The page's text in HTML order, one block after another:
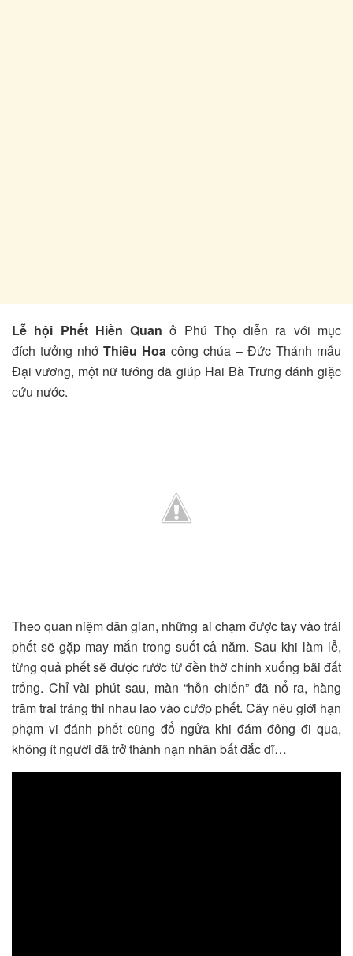
Lễ hội Phết Hiền Quan ở Phú Thọ diễn ra với mục
đích tưởng nhớ Thiều Hoa công chúa – Đức Thánh mẫu
Đại vương, một nữ tướng đã giúp Hai Bà Trưng đánh giặc
cứu nước.
Theo quan niệm dân gian, những ai chạm được tay vào trái
phết sẽ gặp may mắn trong suốt cả năm. Sau khi làm lễ,
từng quả phết sẽ được rước từ đền thờ chính xuống bãi đất
trống. Chỉ vài phút sau, màn “hỗn chiến” đã nổ ra, hàng
trăm trai tráng thi nhau lao vào cướp phết. Cây nêu giới hạn
phạm vi đánh phết cũng đổ ngửa khi đám đông đi qua,
không ít người đã trở thành nạn nhân bất đắc dĩ…